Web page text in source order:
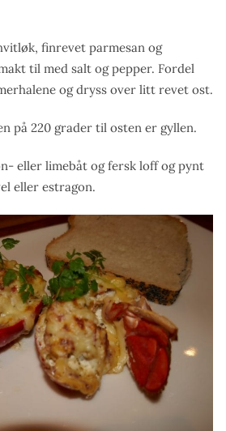
finrevet parmesan og
til med salt og pepper. Fordel
og dryss over litt revet ost.
på 220 grader til osten er gyllen.
eller limebåt og fersk loff og pynt
eller estragon.